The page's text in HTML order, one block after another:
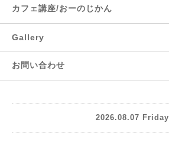
カフェ講座/おーのじかん
Gallery
お問い合わせ
2026.08.07 Friday